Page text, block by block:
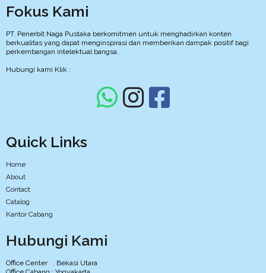
Fokus Kami
PT. Penerbit Naga Pustaka berkomitmen untuk menghadirkan konten
berkualitas yang dapat menginspirasi dan memberikan dampak positif bagi
perkembangan intelektual bangsa.
Hubungi kami Klik :
Quick Links
Home
About
Contact
Catalog
Kantor Cabang
Hubungi Kami
Office Center : Bekasi Utara